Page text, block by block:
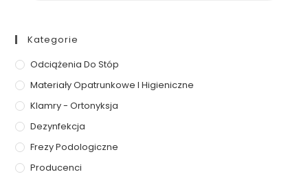
Kategorie
Odciążenia Do Stóp
Materiały Opatrunkowe I Higieniczne
Klamry - Ortonyksja
Dezynfekcja
Frezy Podologiczne
Producenci